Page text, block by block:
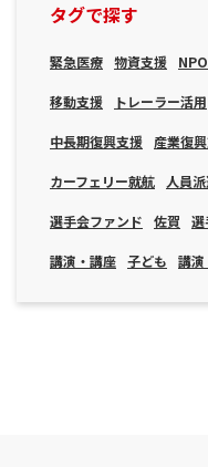
タグで探す
緊急医療 物資支援
移動支援 トレーラー活用
中長期復興支援 産業復
カーフェリー就航 人員
選手会ファンド 佐賀 選
講演・講座 子ども 講演